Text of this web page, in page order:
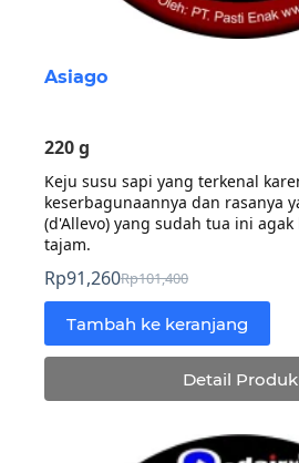
Asiago
220 g
Keju susu sapi yang terkenal
keserbagunaannya dan rasanya
(d'Allevo) yang sudah tua ini
tajam.
Rp101,400
Harga
aslinya
adalah:
Rp101,400.
Rp91,260Harga
saat
ini
adalah:
Rp91,260.
Tambah ke keranjang
Detail Produk